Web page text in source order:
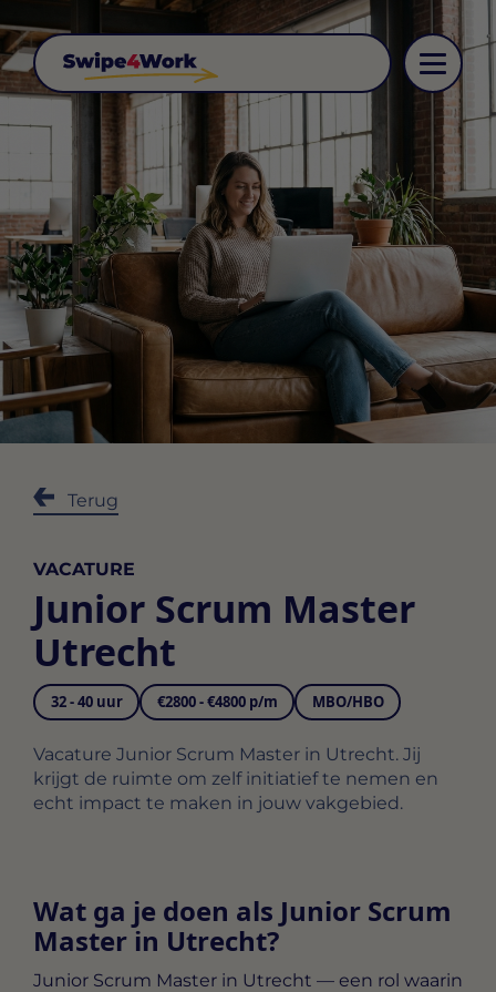
Terug
VACATURE
Junior Scrum Master
Utrecht
32 - 40 uur €2800 - €4800 p/m MBO/HBO
Vacature Junior Scrum Master in Utrecht. Jij
krijgt de ruimte om zelf initiatief te nemen en
echt impact te maken in jouw vakgebied.
Wat ga je doen als Junior Scrum
Master in Utrecht?
Junior Scrum Master in Utrecht — een rol waarin